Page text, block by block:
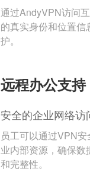
通过AndyVPN访问
的真实身份和位置信
护。
远程办公支持
安全的企业网络访
员工可以通过VPN
业内部资源，确保数
和完整性。